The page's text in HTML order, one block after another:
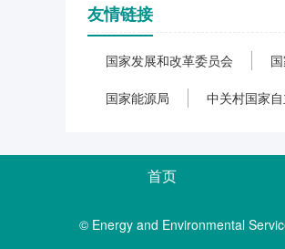
友情链接
国家发展和改革委员会
国家能源局 中关村国家
首页
© Energy and Environmental